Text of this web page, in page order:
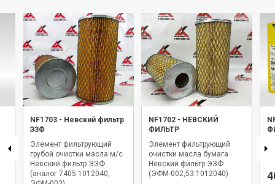
NF1703 - Невский фильтр
ЭЗФ
Элемент фильтрующий
грубой очистки масла м/с
Невский фильтр ЭЗФ
(аналог 7405.1012040,
NF1702 - НЕВСКИЙ
ФИЛЬТР
Элемент фильтрующий
очистки масла бумага
Невский фильтр ЭЗФ
(ЭФМ-002,53.1012040)